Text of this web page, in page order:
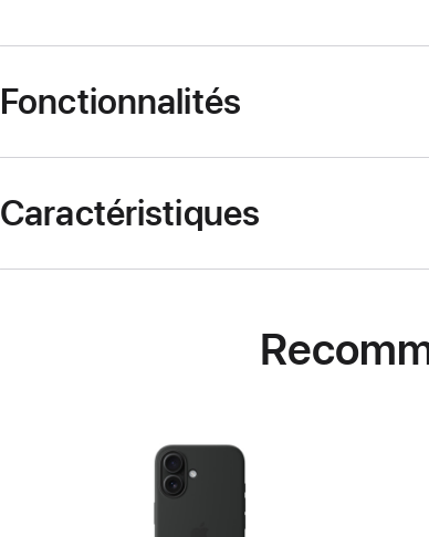
Fonctionnalités
Caractéristiques